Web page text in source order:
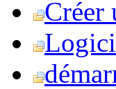
Créer